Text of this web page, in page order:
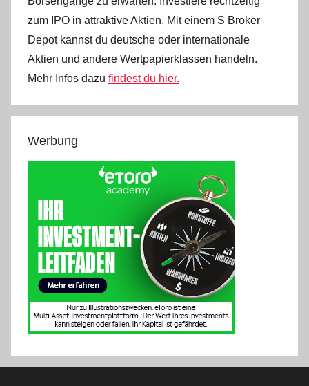
zum IPO in attraktive Aktien. Mit einem S Broker
Depot kannst du deutsche oder internationale
Aktien und andere Wertpapierklassen handeln.
Mehr Infos dazu findest du hier.
Werbung